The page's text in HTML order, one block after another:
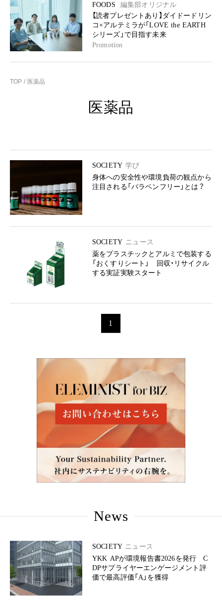
FOODS
編集部オリジナル
【読者プレゼントあり】ダイドードリン
コ×アルテミラが「LOVE the EARTH
シリーズ」で目指す未来
Promotion
TOP 医薬品
医薬品
SOCIETY 学び
身体への安全性や環境負荷の観点から
注目される「パラベンフリー」とは？
SOCIETY ニュース
薬をプラスチックとアルミで包装する
「おくすりシート」 回収・リサイクル
する実証実験スタート
1
News
SOCIETY ニュース
YKK APが環境報告書2026を発行 C
DPサプライヤーエンゲージメント評
価で最高評価「A」を獲得